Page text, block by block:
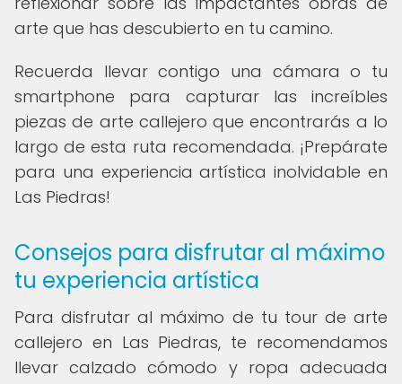
arte que has descubierto en tu camino.
Recuerda llevar contigo una cámara o tu
smartphone para capturar las increíbles
piezas de arte callejero que encontrarás a lo
largo de esta ruta recomendada. ¡Prepárate
para una experiencia artística inolvidable en
Las Piedras!
Consejos para disfrutar al máximo
tu experiencia artística
Para disfrutar al máximo de tu tour de arte
callejero en Las Piedras, te recomendamos
llevar calzado cómodo y ropa adecuada